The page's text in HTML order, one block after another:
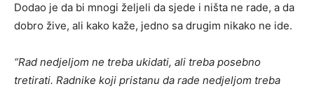
Dodao je da bi mnogi željeli da sjede i ništa ne rade, a da
dobro žive, ali kako kaže, jedno sa drugim nikako ne ide.
“Rad nedjeljom ne treba ukidati, ali treba posebno
tretirati. Radnike koji pristanu da rade nedjeljom treba